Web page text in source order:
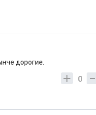
дорогие.
0